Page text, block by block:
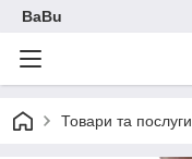
BaBu
Товари та послуги